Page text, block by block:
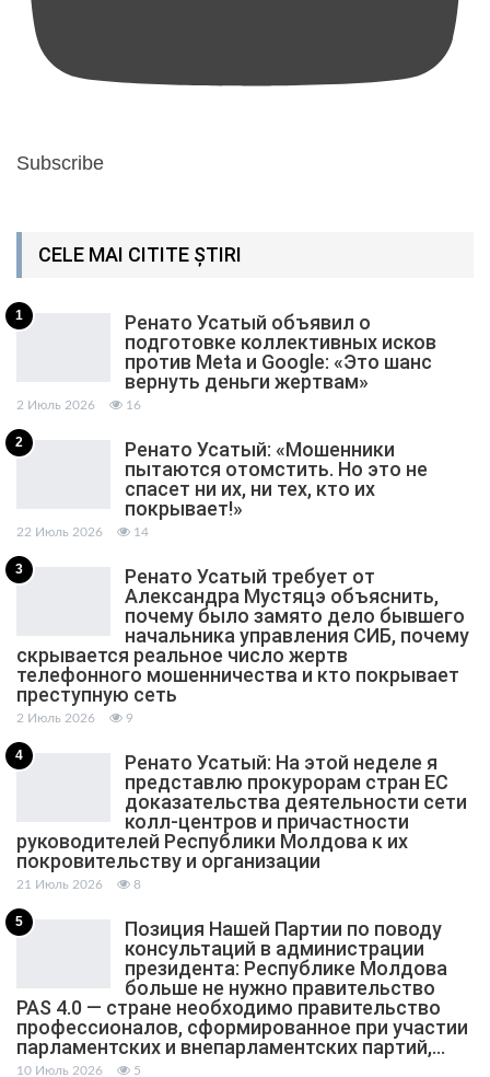
Subscribe
CELE MAI CITITE ȘTIRI
1
Ренато Усатый объявил о
подготовке коллективных исков
против Meta и Google: «Это шанс
вернуть деньги жертвам»
2 Июль 2026 16
2
Ренато Усатый: «Мошенники
пытаются отомстить. Но это не
спасет ни их, ни тех, кто их
покрывает!»
22 Июль 2026 14
3
Ренато Усатый требует от
Александра Мустяцэ объяснить,
почему было замято дело бывшего
начальника управления СИБ, почему
скрывается реальное число жертв
телефонного мошенничества и кто покрывает
преступную сеть
2 Июль 2026 9
4
Ренато Усатый: На этой неделе я
представлю прокурорам стран ЕС
доказательства деятельности сети
колл-центров и причастности
руководителей Республики Молдова к их
покровительству и организации
21 Июль 2026 8
5
Позиция Нашей Партии по поводу
консультаций в администрации
президента: Республике Молдова
больше не нужно правительство
PAS 4.0 — стране необходимо правительство
профессионалов, сформированное при участии
парламентских и внепарламентских партий,…
10 Июль 2026 5